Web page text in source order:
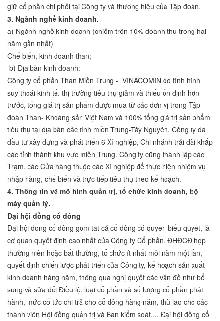
giữ cổ phần chi phối tại Công ty và thương hiệu của Tập đoàn.
3. Ngành nghề kinh doanh.
a) Ngành nghề kinh doanh (chiếm trên 10% doanh thu trong hai
năm gần nhất)
Chế biến, kinh doanh than;
b) Địa bàn kinh doanh:
Công ty cổ phần Than Miền Trung - VINACOMIN do tình hình
suy thoái kinh tế, thị trường tiêu thụ giảm và thiếu ổn định hơn
trước, tổng giá trị sản phẩm được mua từ các đơn vị trong Tập
đoàn Than- Khoáng sản Việt Nam và 100% tổng giá trị sản phẩm
tiêu thụ tại địa bàn các tỉnh miền Trung-Tây Nguyên. Công ty đã
đầu tư xây dựng và phát triển 6 Xí nghiệp, Chi nhánh trải dài khắp
các tỉnh thành khu vực miền Trung. Công ty cũng thành lập các
Trạm, các Cửa hàng thuộc các Xí nghiệp để thực hiện nhiệm vụ
nhập hàng, chế biến và trực tiếp tiêu thụ theo kế hoạch.
4. Thông tin về mô hình quản trị, tổ chức kinh doanh, bộ
máy quản lý.
Đại hội đồng cổ đông
Đại hội đồng cổ đông gồm tất cả cổ đông có quyền biểu quyết, là
cơ quan quyết định cao nhất của Công ty Cổ phần. ĐHĐCĐ họp
thường niên hoặc bất thường, tổ chức ít nhất mỗi năm một lần,
quyết định chiến lược phát triển của Công ty, kế hoạch sản xuất
kinh doanh hàng năm, thông qua nghị quyết các vấn đề như bổ
sung và sửa đổi Điều lệ, loại cổ phần và số lượng cổ phần phát
hành, mức cổ tức chi trả cho cổ đông hàng năm, thù lao cho các
thành viên Hội đồng quản trị và Ban kiểm soát,... Đại hội đồng cổ